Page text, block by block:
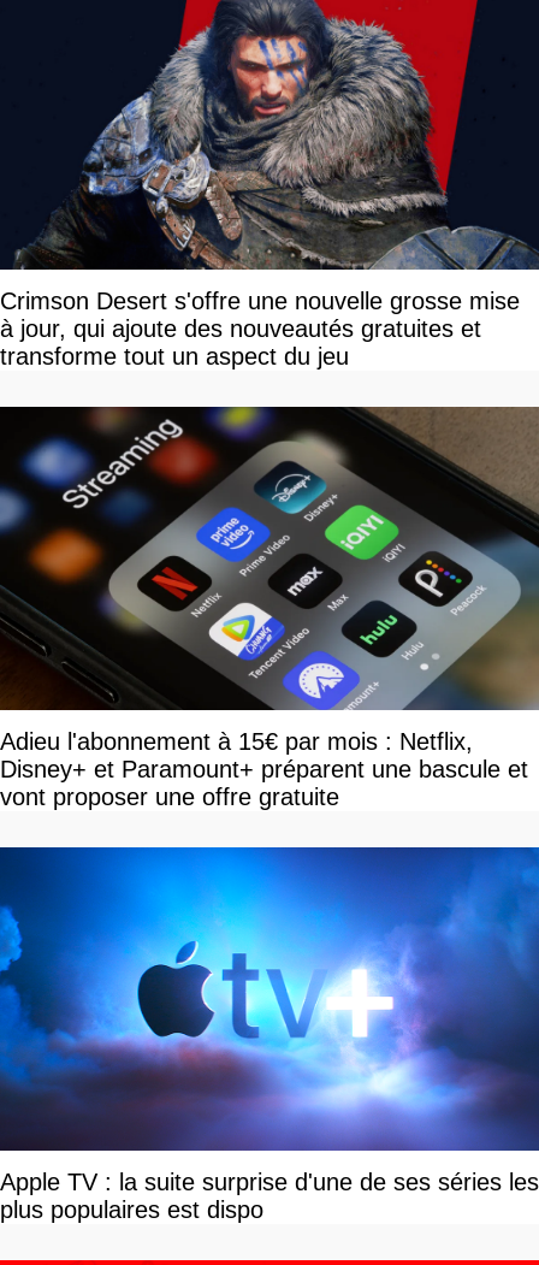
Crimson Desert s'offre une nouvelle grosse mise
à jour, qui ajoute des nouveautés gratuites et
transforme tout un aspect du jeu
Adieu l'abonnement à 15€ par mois : Netflix,
Disney+ et Paramount+ préparent une bascule et
vont proposer une offre gratuite
Apple TV : la suite surprise d'une de ses séries les
plus populaires est dispo